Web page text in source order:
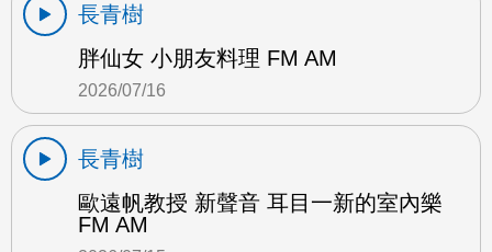
長青樹
胖仙女 小朋友料理 FM AM
2026/07/16
長青樹
歐遠帆教授 新聲音 耳目一新的室內樂
FM AM